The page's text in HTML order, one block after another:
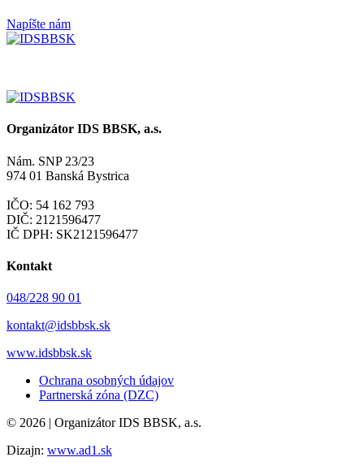
Napíšte nám
Organizátor IDS BBSK, a.s.
Nám. SNP 23/23
974 01 Banská Bystrica
IČO: 54 162 793
DIČ: 2121596477
IČ DPH: SK2121596477
Kontakt
048/228 90 01
kontakt@idsbbsk.sk
www.idsbbsk.sk
Ochrana osobných údajov
Partnerská zóna (DZC)
© 2026 | Organizátor IDS BBSK, a.s.
Dizajn: www.ad1.sk